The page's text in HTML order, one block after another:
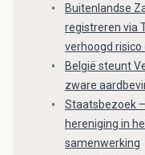
Buitenlandse
registreren via
verhoogd risico
België steunt
zware
Staatsbezoek
hereniging in
samenwerking